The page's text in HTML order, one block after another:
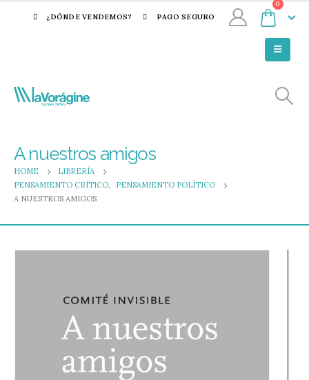
¿DÓNDE VENDEMOS? PAGO SEGURO
0
A nuestros amigos
HOME
LIBRERÍA
PENSAMIENTO CRÍTICO,
PENSAMIENTO POLÍTICO
A NUESTROS AMIGOS